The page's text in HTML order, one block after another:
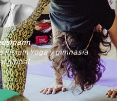
Fisiom Yoga y gimnasia
global